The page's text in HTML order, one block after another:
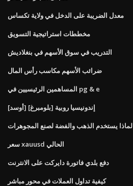
معدل الضريبة على الدخل في ولاية تكساس
مخططات استراتيجية التسويق
التدريب في سوق الأسهم في بنغلاديش
ضرائب الأسهم مكاسب رأس المال
المساهمين الرئيسيين في pg & e
[أوسد] إندونيسيا روبية [بلومبرغ]
لماذا يستخدم الذهب والفضة لصنع المجوهرات
سعر xauusd الحالي
دفع بلدي فاتورة دايركت على الانترنت
كيفية تداول العملات في محور مباشر